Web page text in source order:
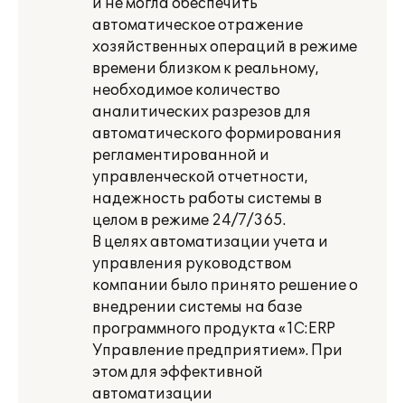
и не могла обеспечить
автоматическое отражение
хозяйственных операций в режиме
времени близком к реальному,
необходимое количество
аналитических разрезов для
автоматического формирования
регламентированной и
управленческой отчетности,
надежность работы системы в
целом в режиме 24/7/365.
В целях автоматизации учета и
управления руководством
компании было принято решение о
внедрении системы на базе
программного продукта «1С:ERP
Управление предприятием». При
этом для эффективной
автоматизации